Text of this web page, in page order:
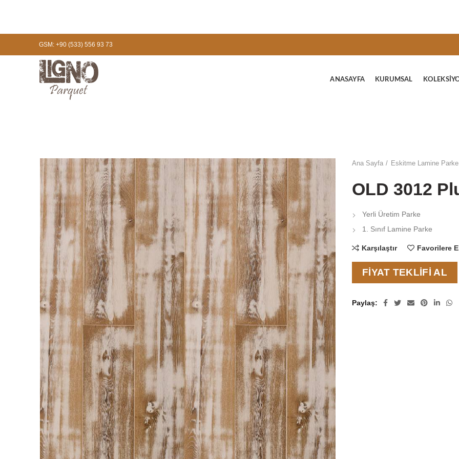
GSM: +90 (533) 556 93 73
ANASAYFA KURUMSAL
Ana Sayfa Eskitme Lamine
OLD 3012
Yerli Üretim Parke
1. Sınıf Lamine Parke
Karşılaştır Favorilere
FIYAT TEKLIFI AL
Paylaş